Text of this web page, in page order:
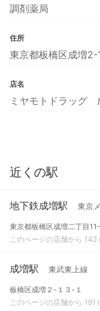
調剤薬局
住所
東京都板橋区成増2-
店名
ミヤモトドラッグ
近くの駅
地下鉄成増駅 東京
東京都板橋区成増二丁目
このページの店舗から 142
成増駅 東武東上線
板橋区成増２-１３-１
このページの店舗から 191